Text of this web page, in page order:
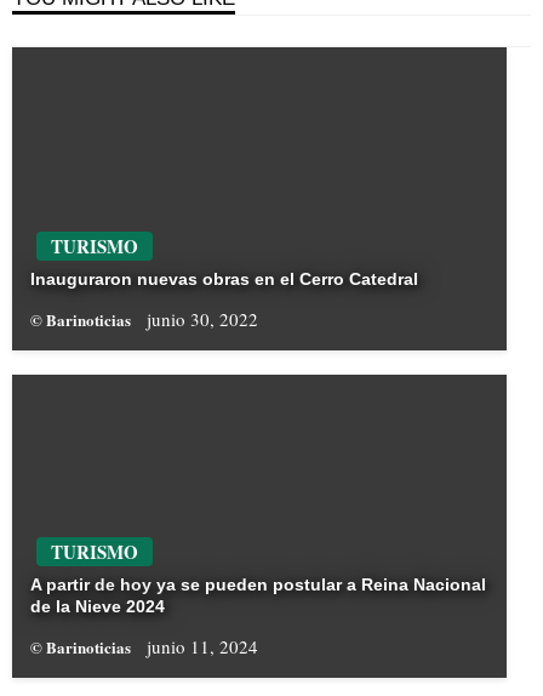
TURISMO
Inauguraron nuevas obras en el Cerro Catedral
© Barinoticias junio 30, 2022
TURISMO
A partir de hoy ya se pueden postular a Reina Nacional
de la Nieve 2024
© Barinoticias junio 11, 2024